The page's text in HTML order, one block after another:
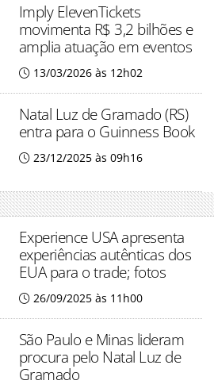
Imply ElevenTickets
movimenta R$ 3,2 bilhões e
amplia atuação em eventos
13/03/2026 às 12h02
Natal Luz de Gramado (RS)
entra para o Guinness Book
23/12/2025 às 09h16
Experience USA apresenta
experiências autênticas dos
EUA para o trade; fotos
26/09/2025 às 11h00
São Paulo e Minas lideram
procura pelo Natal Luz de
Gramado